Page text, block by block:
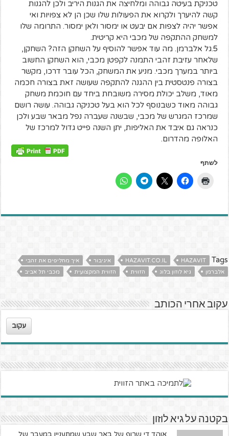
טכניקת בעיטה גבוהה ומלחיצה את הגנות היריב ולכן להגנות
קשה להיערך ולקרוא את הפעולות שלו שכן הן לא צפויות ואי
אפשר יהיה לצפות אם יבעט או ימסור ולאן ימסור. התרומה שלו
למשחק ההתקפה של מכבי היא קריטית.
5.גל אלברמן. מה עוד אפשר להוסיף על השחקן הזה? השחקן,
שלאחר עזיבת זהבי התמנה לקפטן מכבי, הוא השחקן החשוב
ביותר במערך מכבי. מניע את המשחק, הכל עובר דרכו, מקשר
בצורה פנטסטית בין ההגנה להתקפה שעושה זאת בצורה חכמה
מאוד, משלב יכולת מסירה משובחת ביחד עם חוכמת משחק
גבוהה מאוד כשבנוסף לכל הוא בעל טכניקה גבוהה. עושה רושם
שמרכז המגרש של מכבי, שבשנה שעברה נפל מבאר שבע ולכן
כנראה גם איבד את האליפות, יתן השנה פייט גדול למרכז של
האלופה מהדרום.
לשתף
Tags
HAZAVIT
HAZAVIT.CO.IL איגיבור
איך מחליפים את זהבי
אלברמן
גיא לוזון בלוג הזווית הזווית המקצועית מכבי תל אביב
עקוב אחרי הכותב
עקוב
בקטנה על גיא לוזון